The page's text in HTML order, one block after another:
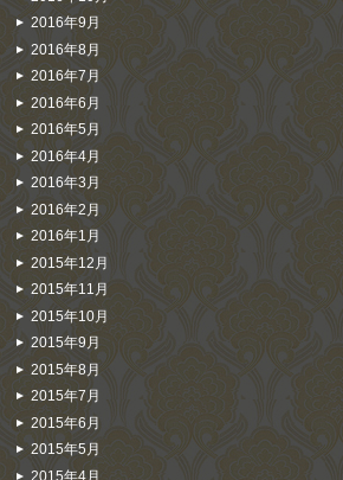
2016年9月
2016年8月
2016年7月
2016年6月
2016年5月
2016年4月
2016年3月
2016年2月
2016年1月
2015年12月
2015年11月
2015年10月
2015年9月
2015年8月
2015年7月
2015年6月
2015年5月
2015年4月